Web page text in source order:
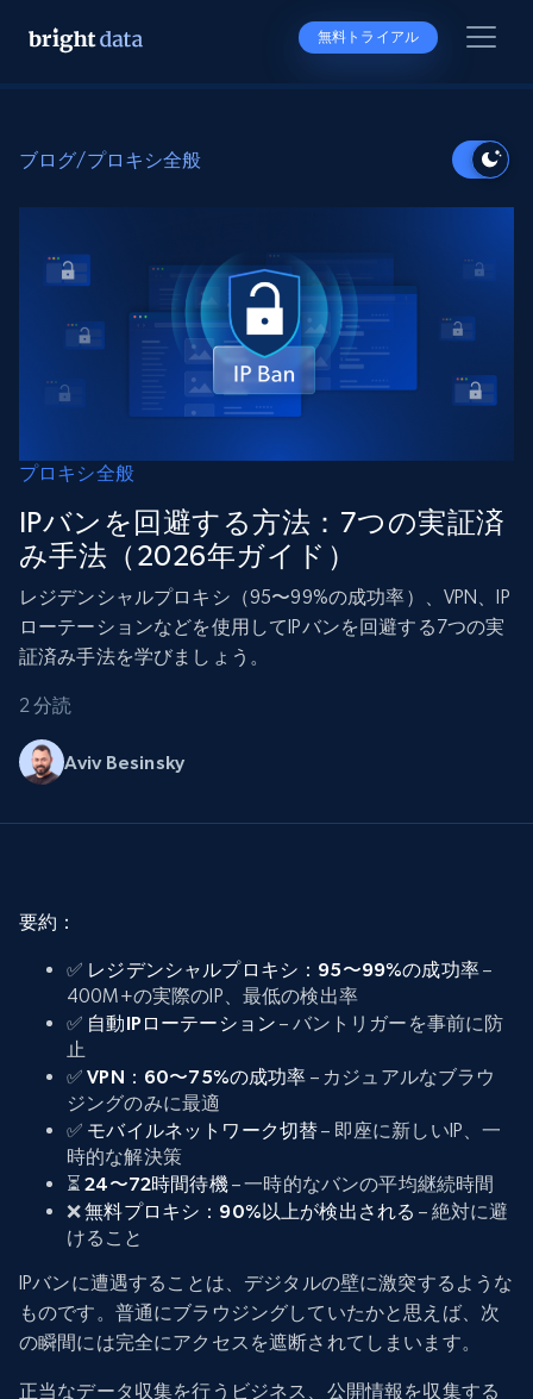
無料トライアル
ブログ/プロキシ全般
プロキシ全般
IPバンを回避する方法：7つの実証済
み手法（2026年ガイド）
レジデンシャルプロキシ（95〜99%の成功率）、VPN、IP
ローテーションなどを使用してIPバンを回避する7つの実
証済み手法を学びましょう。
2 分読
Aviv Besinsky
要約：
✅ レジデンシャルプロキシ：95〜99%の成功率–
400M+の実際のIP、最低の検出率
✅ 自動IPローテーション – バントリガーを事前に防
止
✅VPN：60〜75%の成功率 – カジュアルなブラウ
ジングのみに最適
✅ モバイルネットワーク切替– 即座に新しいIP、一
時的な解決策
⏳24〜72時間待機– 一時的なバンの平均継続時間
❌無料プロキシ：90%以上が検出される – 絶対に避
けること
IPバンに遭遇することは、デジタルの壁に激突するような
ものです。普通にブラウジングしていたかと思えば、次
の瞬間には完全にアクセスを遮断されてしまいます。
正当なデータ収集を行うビジネス、公開情報を収集する